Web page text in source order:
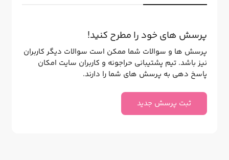
پرسش های خود را مطرح کنید!
پرسش ها و سوالات شما ممکن است سوالات دیگر کاربران
نیز باشد. تیم پشتیبانی حراجونه و کاربران سایت امکان
پاسخ دهی به پرسش های شما را دارند.
ثبت پرسش جدید